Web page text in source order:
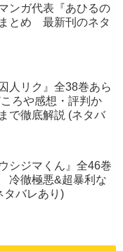
ンガ代表『あひるの
とめ 最新刊のネタ
人リク』全38巻あら
ろや感想・評判か
で徹底解説 (ネタバ
シジマくん』全46巻
冷徹極悪&超暴利な
タバレあり)